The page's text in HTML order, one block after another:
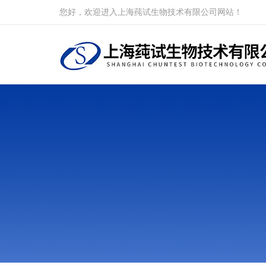
您好，欢迎进入上海莼试生物技术有限公司网站！